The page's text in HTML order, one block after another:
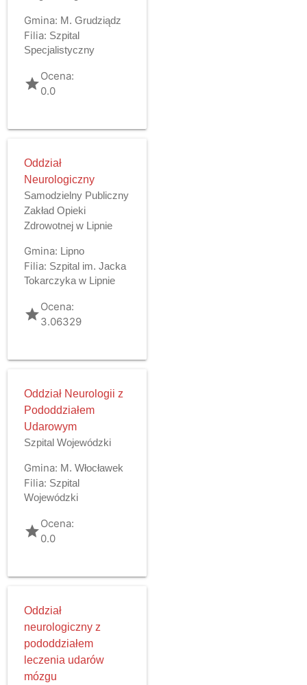
Gmina: M. Grudziądz
Filia: Szpital
Specjalistyczny
gradeOcena:
0.0
Oddział
Neurologiczny
Samodzielny Publiczny
Zakład Opieki
Zdrowotnej w Lipnie
Gmina: Lipno
Filia: Szpital im. Jacka
Tokarczyka w Lipnie
gradeOcena:
3.06329
Oddział Neurologii z
Pododdziałem
Udarowym
Szpital Wojewódzki
Gmina: M. Włocławek
Filia: Szpital
Wojewódzki
gradeOcena:
0.0
Oddział
neurologiczny z
pododdziałem
leczenia udarów
mózgu